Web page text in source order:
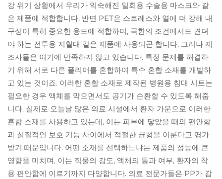
강 위기 상황에서 우리가 익숙해진 일회용 수술용 마스크와 같
은 제품에 적합합니다. 반면 PET은 스트레스와 열에 더 강해 내
구성이 특히 중요한 용도에 적합하며, 극한의 조건에서도 견뎌
야 하는 전투용 지혈대 같은 제품에 사용되곤 합니다. 그러나 제
조사들은 여기에 만족하지 않고 있습니다. 특정 문제를 해결하
기 위해 서로 다른 폴리머를 혼합하여 특수 혼합 소재를 개발하
고 있는 것이죠. 이러한 혼합 소재로 제작된 병원용 침대 시트는
필요한 경우 액체를 막으면서도 공기가 순환할 수 있도록 해줍
니다. 실제로 오늘날 많은 의료 시설에서 환자 가운으로 이러한
혼합 소재를 사용하고 있는데, 이는 피부에 닿았을 때의 편안함
과 실질적인 보호 기능 사이에서 적절한 균형을 이룬다고 평가
받기 때문입니다. 어떤 소재를 선택하느냐는 제품의 성능에 큰
영향을 미치며, 이는 직물의 강도, 액체의 통과 여부, 환자의 착
용 편안함에 이르기까지 다양합니다. 의료 전문가들은 PP가 감